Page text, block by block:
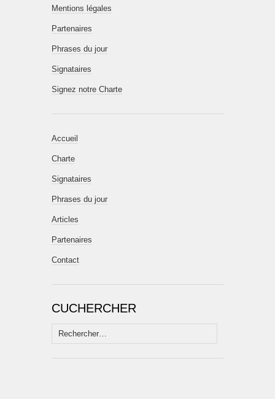
Mentions légales
Partenaires
Phrases du jour
Signataires
Signez notre Charte
Accueil
Charte
Signataires
Phrases du jour
Articles
Partenaires
Contact
CUCHERCHER
Rechercher :